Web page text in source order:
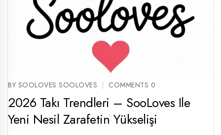
BY SOOLOVES SOOLOVES COMMENTS 0
2026 Takı Trendleri – SooLoves Ile
Yeni Nesil Zarafetin Yükselişi